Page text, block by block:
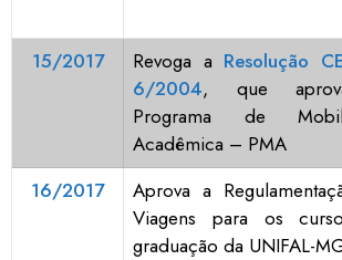
15/2017 Revoga a Resolução
6/2004, que
Programa de
Acadêmica – PMA
16/2017
Aprova a
Viagens para os
graduação da UNIFAL-